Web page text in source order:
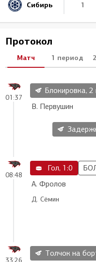
Сибирь 1
Протокол
Матч 1 период
01:37
Блокировка, 2
В. Первушин
08:48
Гол, 1:0
А. Фролов
Д. Сёмин
33:26
Толчок на